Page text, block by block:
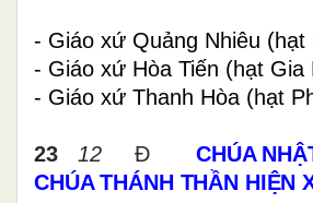
- Giáo xứ Quảng Nhiêu (hạt
- Giáo xứ Hòa Tiến (hạt Gia
- Giáo xứ Thanh Hòa (hạt
23 12 Đ CHÚA
CHÚA THÁNH THẦN HIỆN